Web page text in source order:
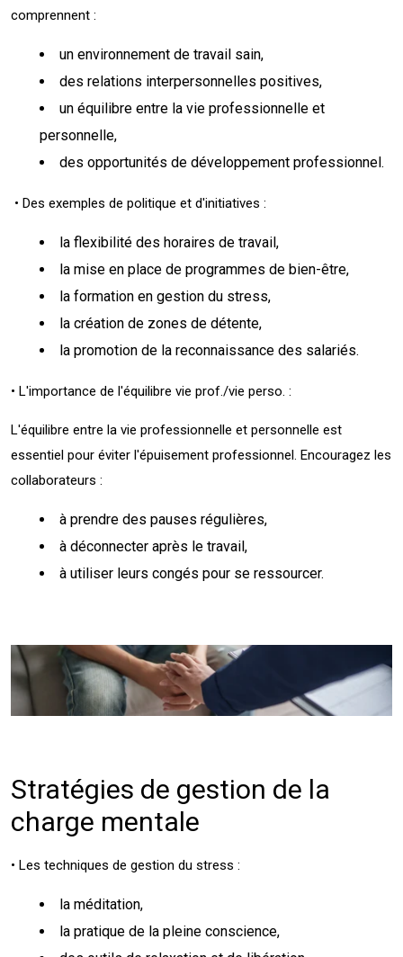
comprennent :
un environnement de travail sain,
des relations interpersonnelles positives,
un équilibre entre la vie professionnelle et
personnelle,
des opportunités de développement professionnel.
• Des exemples de politique et d'initiatives :
la flexibilité des horaires de travail,
la mise en place de programmes de bien-être,
la formation en gestion du stress,
la création de zones de détente,
la promotion de la reconnaissance des salariés.
• L'importance de l'équilibre vie prof./vie perso. :
L'équilibre entre la vie professionnelle et personnelle est
essentiel pour éviter l'épuisement professionnel. Encouragez les
collaborateurs :
à prendre des pauses régulières,
à déconnecter après le travail,
à utiliser leurs congés pour se ressourcer.
Stratégies de gestion de la
charge mentale
• Les techniques de gestion du stress :
la méditation,
la pratique de la pleine conscience,